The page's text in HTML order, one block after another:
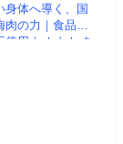
身体へ導く、国
の力｜食品添
使用｜-かわしま